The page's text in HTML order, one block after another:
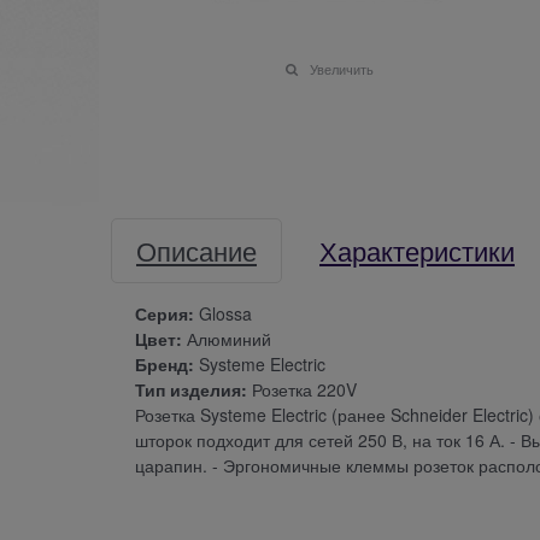
Увеличить
Описание Характеристики
Серия: Glossa
Цвет: Алюминий
Бренд: Systeme Electric
Тип изделия: Розетка 220V
Розетка Systeme Electric (ранее Schneider
шторок подходит для сетей 250 В, на ток 16 А. -
царапин. - Эргономичные клеммы розеток